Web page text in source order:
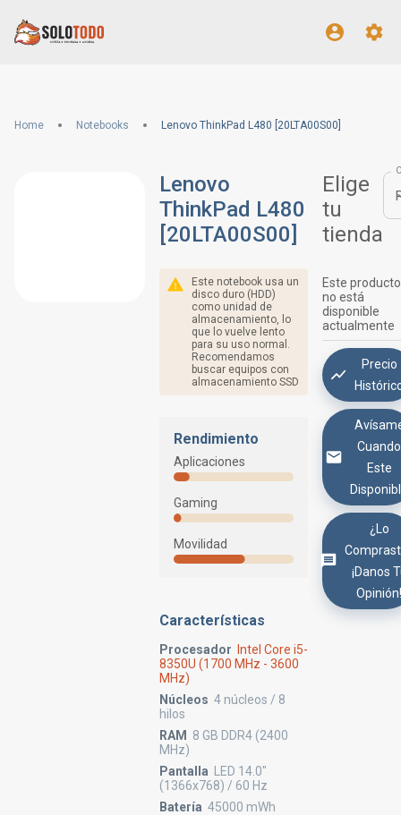
Home Notebooks Lenovo ThinkPad L480 [20LTA00S00]
Lenovo
ThinkPad L480
[20LTA00S00]
Este notebook usa un
disco duro (HDD)
como unidad de
almacenamiento, lo
que lo vuelve lento
para su uso normal.
Recomendamos
buscar equipos con
almacenamiento SSD
Rendimiento
Aplicaciones
Gaming
Movilidad
Características
Procesador
Intel Core i5-
8350U (1700 MHz - 3600
MHz)
Núcleos 4 núcleos / 8
hilos
RAM
8 GB DDR4 (2400
MHz)
Pantalla
LED 14.0"
(1366x768) / 60 Hz
Batería 45000 mWh
Elige
tu
tienda
Este producto
no está
disponible
actualmente
Precio
Cuando
Este
¿Lo
¡Danos